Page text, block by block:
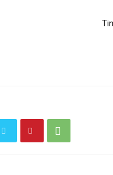
Hùng Thắng